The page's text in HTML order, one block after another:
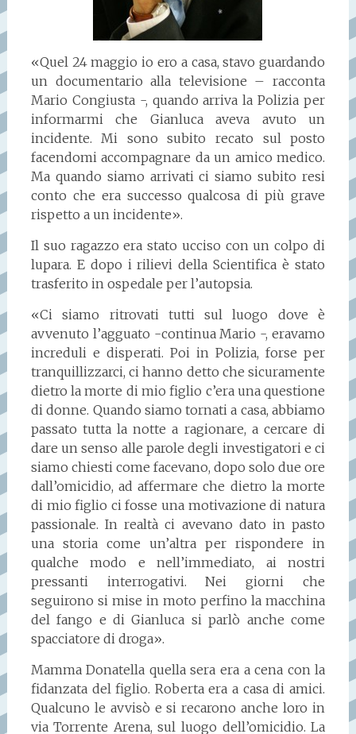
«Quel 24 maggio io ero a casa, stavo guardando
un documentario alla televisione – racconta
Mario Congiusta -, quando arriva la Polizia per
informarmi che Gianluca aveva avuto un
incidente. Mi sono subito recato sul posto
facendomi accompagnare da un amico medico.
Ma quando siamo arrivati ci siamo subito resi
conto che era successo qualcosa di più grave
rispetto a un incidente».
Il suo ragazzo era stato ucciso con un colpo di
lupara. E dopo i rilievi della Scientifica è stato
trasferito in ospedale per l’autopsia.
«Ci siamo ritrovati tutti sul luogo dove è
avvenuto l’agguato -continua Mario -, eravamo
increduli e disperati. Poi in Polizia, forse per
tranquillizzarci, ci hanno detto che sicuramente
dietro la morte di mio figlio c’era una questione
di donne. Quando siamo tornati a casa, abbiamo
passato tutta la notte a ragionare, a cercare di
dare un senso alle parole degli investigatori e ci
siamo chiesti come facevano, dopo solo due ore
dall’omicidio, ad affermare che dietro la morte
di mio figlio ci fosse una motivazione di natura
passionale. In realtà ci avevano dato in pasto
una storia come un’altra per rispondere in
qualche modo e nell’immediato, ai nostri
pressanti interrogativi. Nei giorni che
seguirono si mise in moto perfino la macchina
del fango e di Gianluca si parlò anche come
spacciatore di droga».
Mamma Donatella quella sera era a cena con la
fidanzata del figlio. Roberta era a casa di amici.
Qualcuno le avvisò e si recarono anche loro in
via Torrente Arena, sul luogo dell’omicidio. La